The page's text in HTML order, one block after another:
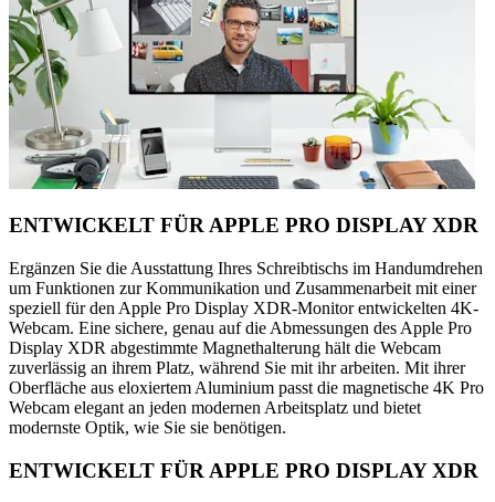
ENTWICKELT FÜR APPLE PRO DISPLAY XDR
Ergänzen Sie die Ausstattung Ihres Schreibtischs im Handumdrehen
um Funktionen zur Kommunikation und Zusammenarbeit mit einer
speziell für den Apple Pro Display XDR-Monitor entwickelten 4K-
Webcam. Eine sichere, genau auf die Abmessungen des Apple Pro
Display XDR abgestimmte Magnethalterung hält die Webcam
zuverlässig an ihrem Platz, während Sie mit ihr arbeiten. Mit ihrer
Oberfläche aus eloxiertem Aluminium passt die magnetische 4K Pro
Webcam elegant an jeden modernen Arbeitsplatz und bietet
modernste Optik, wie Sie sie benötigen.
ENTWICKELT FÜR APPLE PRO DISPLAY XDR